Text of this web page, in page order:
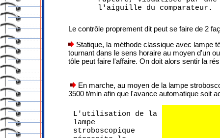
l'aiguille du comparateur.
Le contrôle proprement dit peut se faire de 2
Statique, la méthode classique avec lampe
tournant dans le sens horaire au moyen d'un
tôle peut faire l'affaire. On doit alors sentir la
En marche, au moyen de la lampe
3500 t/min afin que l'avance automatique soit
L'utilisation de la
lampe
stroboscopique